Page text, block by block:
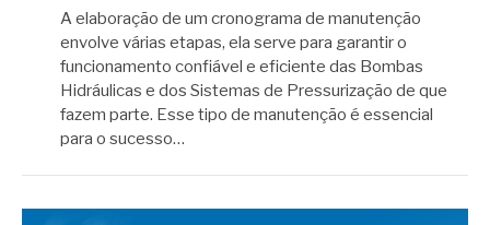
A elaboração de um cronograma de manutenção
envolve várias etapas, ela serve para garantir o
funcionamento confiável e eficiente das Bombas
Hidráulicas e dos Sistemas de Pressurização de que
fazem parte. Esse tipo de manutenção é essencial
para o sucesso…